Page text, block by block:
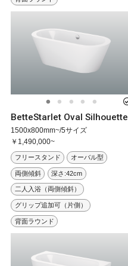
BetteStarlet Oval Silhouette
1500x800mm~/5サイズ
￥1,490,000~
フリースタンド オーバル型
両側傾斜 深さ:42cm
二人入浴（両側傾斜）
グリップ追加可（片側）
背面ラウンド